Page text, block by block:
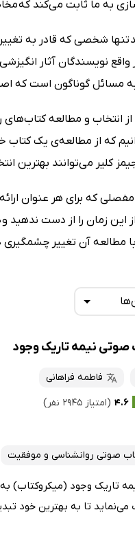
به ما ثابت می‌کند که
شخصی که قادر به
نویسندگان آثار
مسائل گوناگون است که
انتخاب و مطالعه
که از مطالعه‌ی یک
کلیر می‌توانند بهترین
که برای هر عنوان
مطالعه‌ آن تغییر چشمگیری
صوتی نیمه تاریک وجود
فاطمه فراهانی
۴.۶ (امتیاز ۲۹۴۵ نفر)
صوتی روانشناسی و موفقیت
تاریک وجود (میکروکتاب) به
تا به بهترین خود